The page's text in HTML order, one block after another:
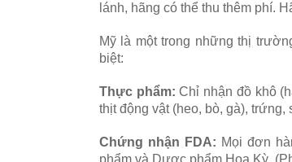
lánh, hãng có thể thu thêm phí.
Mỹ là một trong những thị
biệt:
Thực phẩm: Chỉ nhận đồ khô
thịt động vật (heo, bò, gà), trứng,
Chứng nhận FDA: Mọi đơn
phẩm và Dược phẩm Hoa Kỳ.